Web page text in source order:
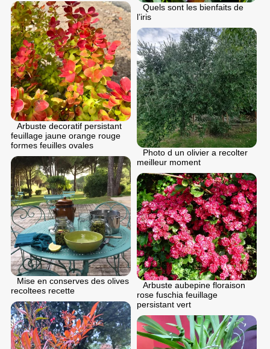
Quels sont les bienfaits de
l’iris
Arbuste decoratif persistant
feuillage jaune orange rouge
formes feuilles ovales
Photo d un olivier a recolter
meilleur moment
Mise en conserves des olives
recoltees recette
Arbuste aubepine floraison
rose fuschia feuillage
persistant vert